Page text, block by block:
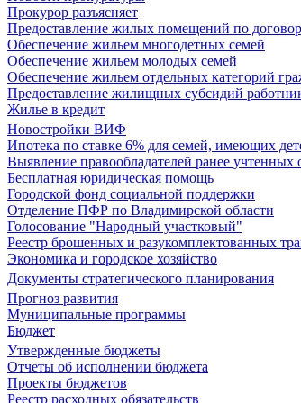
Прокурор разъясняет
Предоставление жилых помещений по
Обеспечение жильем многодетных семей
Обеспечение жильем молодых семей
Обеспечение жильем отдельных категорий
Предоставление жилищных субсидий
Жилье в кредит
Новостройки ВИФ
Ипотека по ставке 6% для семей, имеющих
Выявление правообладателей ранее учтенных
Бесплатная юридическая помощь
Городской фонд социальной поддержки
Отделение ПФР по Владимирской области
Голосование "Народный участковый"
Реестр брошенных и разукомплектованных
Экономика и городское хозяйство
Документы стратегического планирования
Прогноз развития
Муниципальные программы
Бюджет
Утвержденные бюджеты
Отчеты об исполнении бюджета
Проекты бюджетов
Реестр расходных обязательств